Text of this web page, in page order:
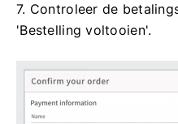
7. Controleer de
'Bestelling voltooien'.